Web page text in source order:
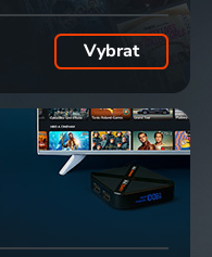
Vybrat